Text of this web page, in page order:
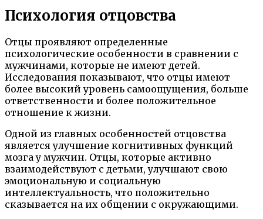
Психология отцовства
Отцы проявляют определенные
психологические особенности в сравнении с
мужчинами, которые не имеют детей.
Исследования показывают, что отцы имеют
более высокий уровень самоощущения, больше
ответственности и более положительное
отношение к жизни.
Одной из главных особенностей отцовства
является улучшение когнитивных функций
мозга у мужчин. Отцы, которые активно
взаимодействуют с детьми, улучшают свою
эмоциональную и социальную
интеллектуальность, что положительно
сказывается на их общении с окружающими.